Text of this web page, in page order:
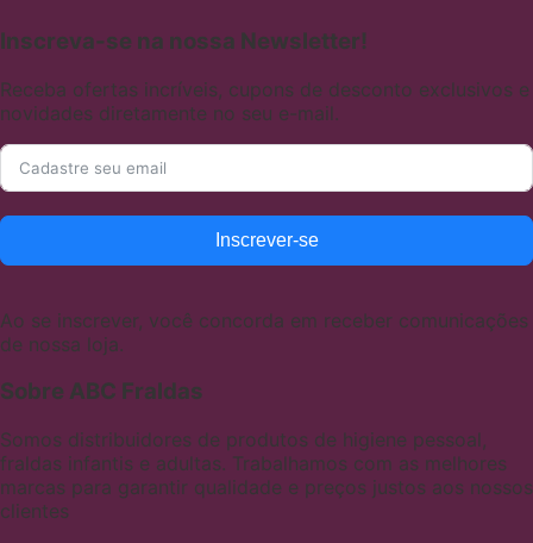
Inscreva-se na nossa Newsletter!
Receba ofertas incríveis, cupons de desconto exclusivos e
novidades diretamente no seu e-mail.
Inscrever-se
Ao se inscrever, você concorda em receber comunicações
de nossa loja.
Sobre ABC Fraldas
Somos distribuidores de produtos de higiene pessoal,
fraldas infantis e adultas. Trabalhamos com as melhores
marcas para garantir qualidade e preços justos aos nossos
clientes